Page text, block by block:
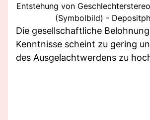
Entstehung von
(Symbolbild) -
Die gesellschaftliche
Kenntnisse scheint zu gering
des Ausgelachtwerdens zu